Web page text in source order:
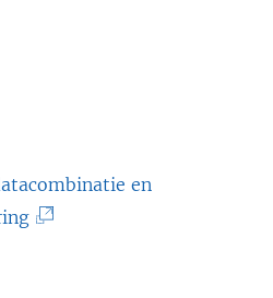
en
(